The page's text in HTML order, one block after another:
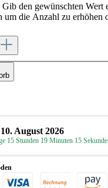
den gewünschten Wert
um die Anzahl zu erhöhen
August 2026
15 Stunden 19 Minuten 15